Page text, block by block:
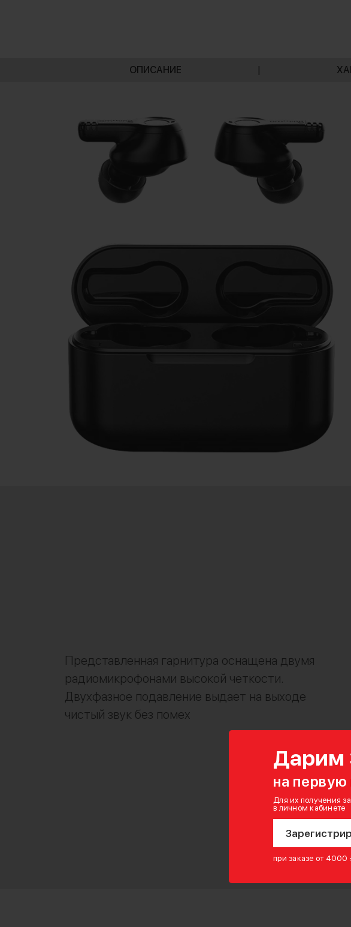
Дарим
на первую
Для их получения
в личном кабинете
при заказе от 4000
ОПИСАНИЕ |
Представленная гарнитура оснащена двумя
радиомикрофонами высокой четкости.
Двухфазное подавление выдает на выходе
чистый звук без помех